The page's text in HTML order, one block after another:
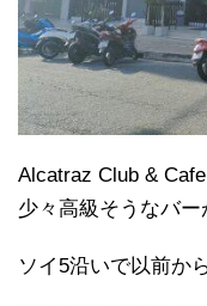
Alcatraz Club &
少々高級そうなバー
ソイ5沿いで以前か